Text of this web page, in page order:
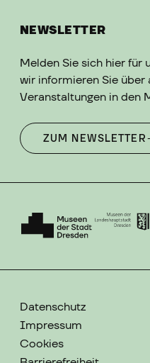
NEWSLETTER
Melden Sie sich hier für
wir informieren Sie über
Veranstaltungen in den
ZUM NEWSLETTER
Datenschutz
Impressum
Cookies